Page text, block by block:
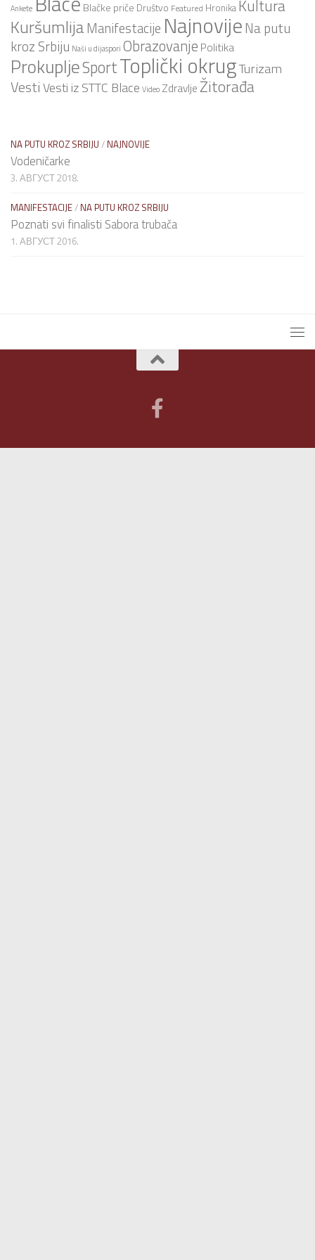
Ankete Blačke priče Društvo Featured Hronika Kultura
KuršumlijaManifestacije NajnovijeNa putu
kroz Srbiju Naši u dijaspori Obrazovanje Politika
ProkupljeSportToplički okrugTurizam
VestiVesti iz STTC Blace Video Zdravlje Žitorađa
NA PUTU KROZ SRBIJU / NAJNOVIJE
Vodeničarke
3. АВГУСТ 2018.
MANIFESTACIJE/ NA PUTU KROZ SRBIJU
Poznati svi finalisti Sabora trubača
1. АВГУСТ 2016.